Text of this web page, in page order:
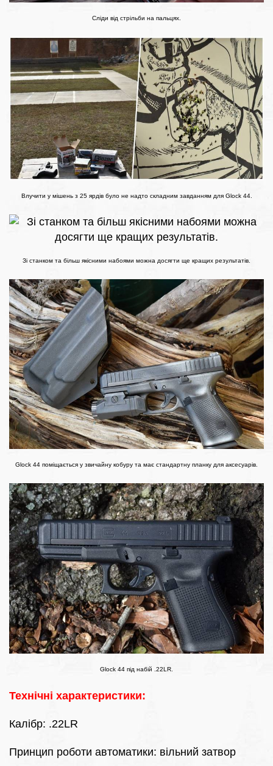
Сліди від стрільби на пальцях.
Влучити у мішень з 25 ярдів було не надто складним завданням для Glock 44.
Зі станком та більш якісними набоями можна досягти ще кращих результатів.
Glock 44 поміщається у звичайну кобуру та має стандартну планку для аксесуарів.
Glock 44 під набій .22LR.
Технічні характеристики:
Калібр: .22LR
Принцип роботи автоматики: вільний затвор